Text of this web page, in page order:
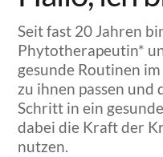
Seit fast 20 Jahren
Phytotherapeutin*
gesunde Routinen
zu ihnen passen
Schritt in ein
dabei die Kraft der
nutzen.